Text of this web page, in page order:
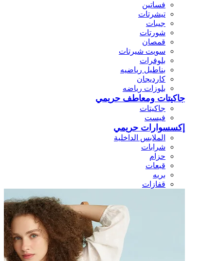
فساتين
تيشرتات
جيبات
شورتات
قمصان
سويت شيرتات
بلوفرات
بناطيل رياضيه
كارديجان
بلوزات رياضه
جاكيتات ومعاطف حريمي
جاكيتات
فيست
إكسسوارات حريمي
الملابس الداخلية
شرابات
حزام
قبعات
بريه
قفازات